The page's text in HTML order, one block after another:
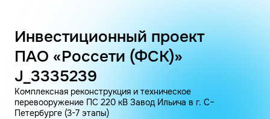
Инвестиционный проект
ПАО «Россети (ФСК)»
J_3335239
Комплексная реконструкция и техническое
перевооружение ПС 220 кВ Завод Ильича в г. С–
Петербурге (3-7 этапы)